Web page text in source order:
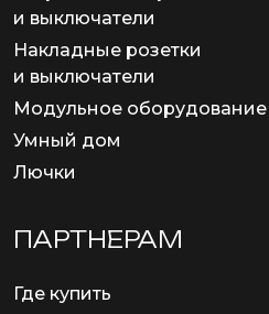
и выключатели
Накладные розетки
и выключатели
Модульное оборудование
Умный дом
Лючки
ПАРТНЕРАМ
Где купить